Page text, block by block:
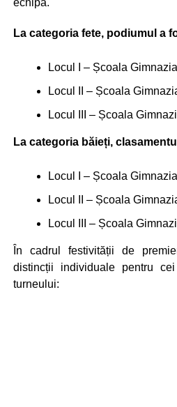
echipă.
La categoria fete, podiumul a
Locul I – Școala
Locul II – Școala
Locul III – Școala
La categoria băieți,
Locul I – Școala
Locul II – Școala
Locul III – Școala
În cadrul festivității de
distincții individuale pentru
turneului: